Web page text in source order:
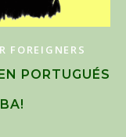
FOREIGNERS
PORTUGUÉS